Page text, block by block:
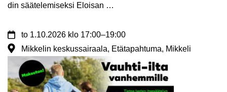
din sää­te­le­mi­sek­si Eloi­san …
to 1.10.2026 klo 17:00–19:00
Mikkelin keskussairaala, Etätapahtuma, Mikkeli